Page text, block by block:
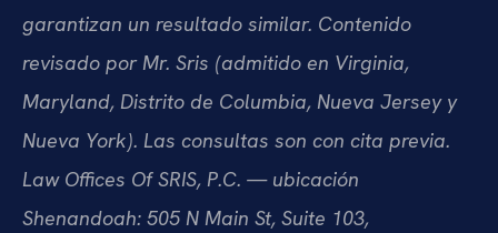
garantizan un resultado similar. Contenido
revisado por Mr. Sris (admitido en Virginia,
Maryland, Distrito de Columbia, Nueva Jersey y
Nueva York). Las consultas son con cita previa.
Law Offices Of SRIS, P.C. — ubicación
Shenandoah: 505 N Main St, Suite 103,